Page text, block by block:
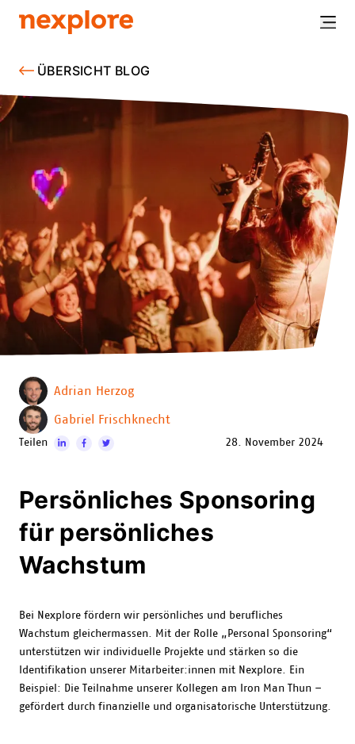
ÜBERSICHT BLOG
Adrian Herzog
Gabriel Frischknecht
Teilen 28. November 2024
Persönliches Sponsoring
für persönliches
Wachstum
Bei Nexplore fördern wir persönliches und berufliches
Wachstum gleichermassen. Mit der Rolle „Personal Sponsoring“
unterstützen wir individuelle Projekte und stärken so die
Identifikation unserer Mitarbeiter:innen mit Nexplore. Ein
Beispiel: Die Teilnahme unserer Kollegen am Iron Man Thun –
gefördert durch finanzielle und organisatorische Unterstützung.